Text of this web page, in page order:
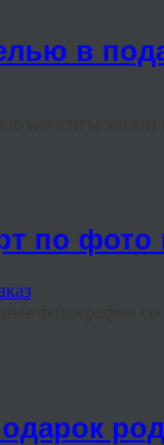
в
по фото